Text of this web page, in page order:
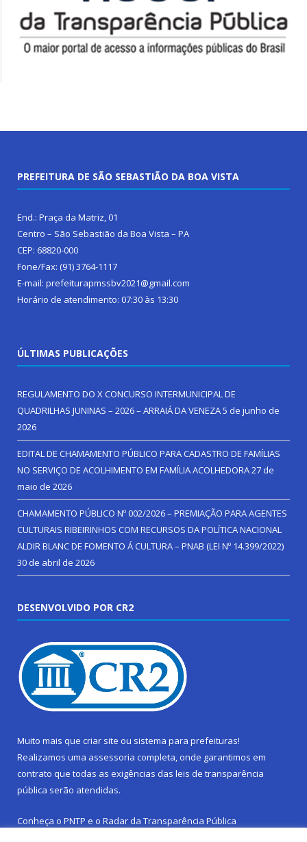
PREFEITURA DE SÃO SEBASTIÃO DA BOA VISTA
End.: Praça da Matriz, 01
Centro – São Sebastião da Boa Vista – PA
CEP: 68820-000
Fone/Fax: (91) 3764-1117
E-mail: prefeiturapmssbv2021@gmail.com
Horário de atendimento: 07:30 às 13:30
ÚLTIMAS PUBLICAÇÕES
REGULAMENTO DO X CONCURSO INTERMUNICIPAL DE
QUADRILHAS JUNINAS – 2026 – ARRAIÁ DA VENEZA5 de junho de
2026
EDITAL DE CHAMAMENTO PÚBLICO PARA CADASTRO DE FAMÍLIAS
NO SERVIÇO DE ACOLHIMENTO EM FAMÍLIA ACOLHEDORA27 de
maio de 2026
CHAMAMENTO PÚBLICO Nº 002/2026 – PREMIAÇÃO PARA AGENTES
CULTURAIS RIBEIRINHOS COM RECURSOS DA POLÍTICA NACIONAL
ALDIR BLANC DE FOMENTO Á CULTURA – PNAB (LEI Nº 14.399/2022)
30 de abril de 2026
DESENVOLVIDO POR CR2
Muito mais que criar site ou sistema para prefeituras!
Realizamos uma assessoria completa, onde garantimos em
contrato que todas as exigências das leis de transparência
pública serão atendidas.
Conheça o PNTP e o Radar da Transparência Pública